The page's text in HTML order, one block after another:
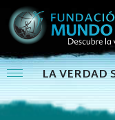
LA VERDAD